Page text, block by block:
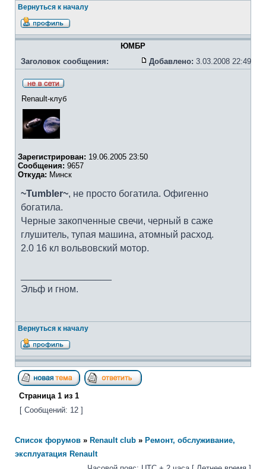
Вернуться к началу
ЮМБР
Заголовок сообщения:
Добавлено: 3.03.2008 22:49
Renault-клуб
Зарегистрирован: 19.06.2005 23:50
Сообщения: 9657
Откуда: Минск
~Tumbler~, не просто богатила. Офигенно
богатила.
Черные закопченные свечи, черный в саже
глушитель, тупая машина, атомный расход.
2.0 16 кл вольвовский мотор.
Эльф и гном.
Вернуться к началу
Страница 1 из 1
[ Сообщений: 12 ]
Список форумов » Renault club » Ремонт, обслуживание,
эксплуатация Renault